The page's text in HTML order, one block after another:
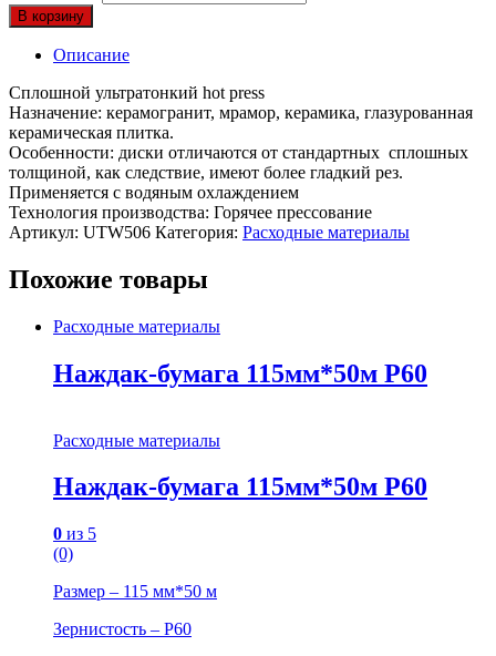
В корзину
Описание
Сплошной ультратонкий hot press
Назначение: керамогранит, мрамор, керамика, глазурованная
керамическая плитка.
Особенности: диски отличаются от стандартных сплошных
толщиной, как следствие, имеют более гладкий рез.
Применяется с водяным охлаждением
Технология производства: Горячее прессование
Артикул: UTW506 Категория: Расходные материалы
Похожие товары
Расходные материалы
Наждак-бумага 115мм*50м P60
Расходные материалы
Наждак-бумага 115мм*50м P60
0 из 5
(0)
Размер – 115 мм*50 м
Зернистость – P60